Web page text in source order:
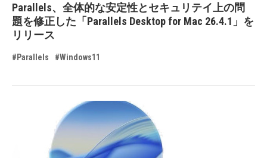
Parallels、全体的な安定性とセキュリテイ上の問
題を修正した「Parallels Desktop for Mac 26.4.1」を
リリース
#Parallels #Windows11